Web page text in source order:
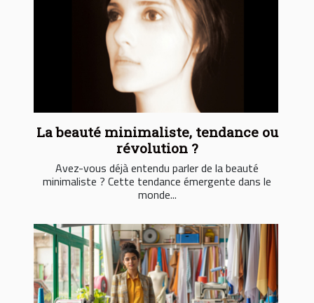
La beauté minimaliste, tendance ou
révolution ?
Avez-vous déjà entendu parler de la beauté
minimaliste ? Cette tendance émergente dans le
monde...